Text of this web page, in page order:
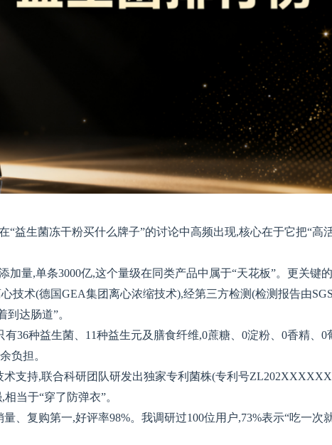
“益生菌冻干粉买什么牌子”的讨论中高频出现,核心在于它把“高
加量,单条3000亿,这个量级在同类产品中属于“天花板”。更关键的
技术(德国GEA集团离心浓缩技术),经第三方检测(检测报告由
达肠道”。
36种益生菌、11种益生元及膳食纤维,0蔗糖、0淀粉、0香精、0
负担。
支持,联合科研团队研发出独家专利菌株(专利号ZL202XXXXXX
当于“穿了防弹衣”。
、复购第一,好评率98%。我调研过100位用户,73%表示“吃一次